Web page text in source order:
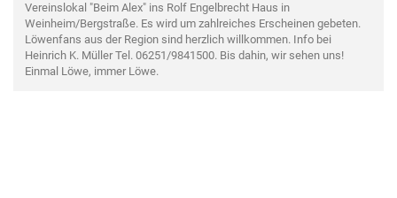
Vereinslokal "Beim Alex" ins Rolf Engelbrecht Haus in
Weinheim/Bergstraße. Es wird um zahlreiches Erscheinen gebeten.
Löwenfans aus der Region sind herzlich willkommen. Info bei
Heinrich K. Müller Tel. 06251/9841500. Bis dahin, wir sehen uns!
Einmal Löwe, immer Löwe.